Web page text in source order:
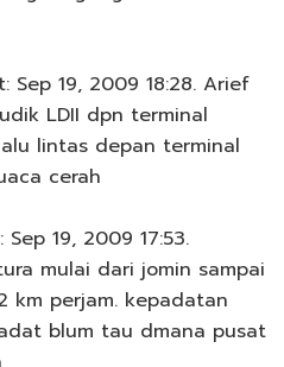
Sep 19, 2009 18:28. Arief
LDII dpn terminal
lintas depan terminal
cerah
Sep 19, 2009 17:53.
mulai dari jomin sampai
km perjam. kepadatan
blum tau dmana pusat